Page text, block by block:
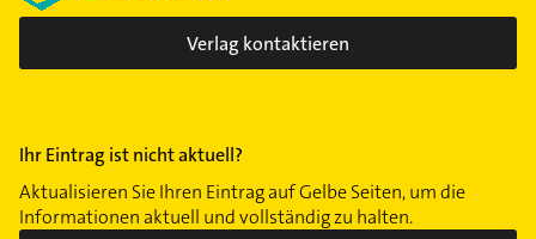
Verlag kontaktieren
Ihr Eintrag ist nicht aktuell?
Aktualisieren Sie Ihren Eintrag auf Gelbe Seiten, um die
Informationen aktuell und vollständig zu halten.